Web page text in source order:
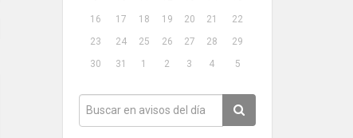
16
17 18 19 20 21
22
23
24 25 26 27 28
29
30
31 1 2 3 4 5